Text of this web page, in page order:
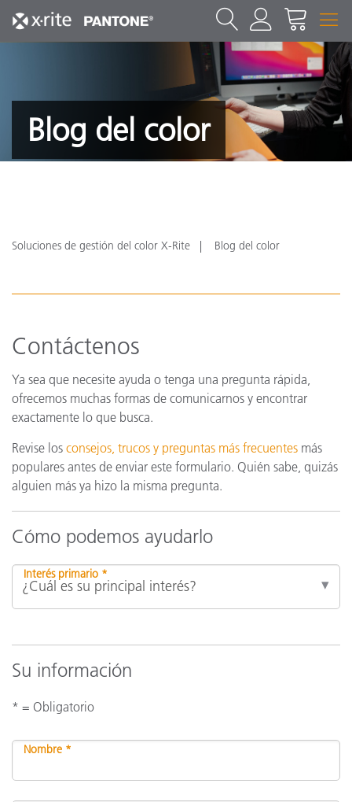
Blog del color
Soluciones de gestión del color X-Rite Blog del color
Contáctenos
Ya sea que necesite ayuda o tenga una pregunta rápida,
ofrecemos muchas formas de comunicarnos y encontrar
exactamente lo que busca.
Revise los consejos, trucos y preguntas más frecuentes más
populares antes de enviar este formulario. Quién sabe, quizás
alguien más ya hizo la misma pregunta.
Cómo podemos ayudarlo
Interés primario *
Su información
* = Obligatorio
Nombre *